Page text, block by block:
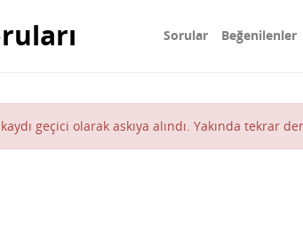
Sorular Beğenilenler
geçici olarak askıya alındı. Yakında tekrar